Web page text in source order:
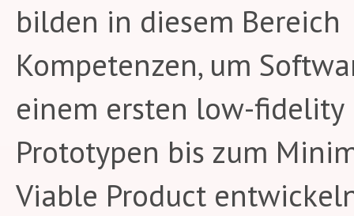
bilden in diesem Bereich
Kompetenzen, um
einem ersten low-fidelity
Prototypen bis zum
Viable Product